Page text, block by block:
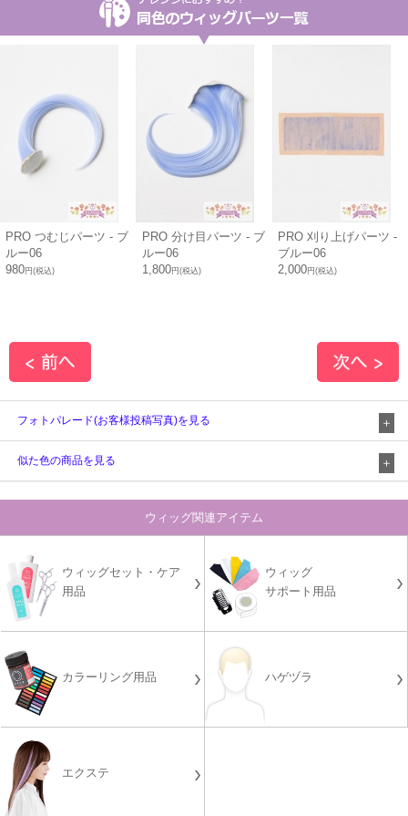
PRO つむじパーツ - ブ
ルー06
980円(税込)
PRO 分け目パーツ - ブ
ルー06
1,800円(税込)
PRO 刈り上げパーツ -
ブルー06
2,000円(税込)
フォトパレード(お客様投稿写真)を見る
似た色の商品を見る
ウィッグ関連アイテム
ウィッグセット・ケア
用品
ウィッグ
サポート用品
カラーリング用品 ハゲヅラ
エクステ